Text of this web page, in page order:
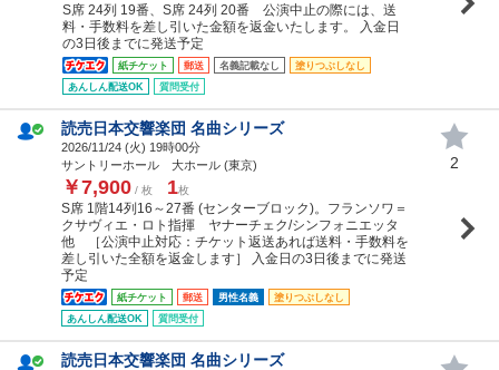
S席 24列 19番、S席 24列 20番 公演中止の際には、送
料・手数料を差し引いた金額を返金いたします。 入金日
の3日後までに発送予定
紙チケット 郵送 名義記載なし
塗りつぶしなし
あんしん配送OK
質問受付
読売日本交響楽団 名曲シリーズ
2026/11/24 (火) 19時00分
サントリーホール 大ホール (東京)
￥7,900 / 枚 1枚
S席 1階14列16～27番 (センターブロック)。フランソワ＝
クサヴィエ・ロト指揮 ヤナーチェク/シンフォニエッタ
他 ［公演中止対応：チケット返送あれば送料・手数料を
差し引いた全額を返金します］ 入金日の3日後までに発送
予定
紙チケット 郵送 男性名義
塗りつぶしなし
あんしん配送OK
質問受付
2
読売日本交響楽団 名曲シリーズ